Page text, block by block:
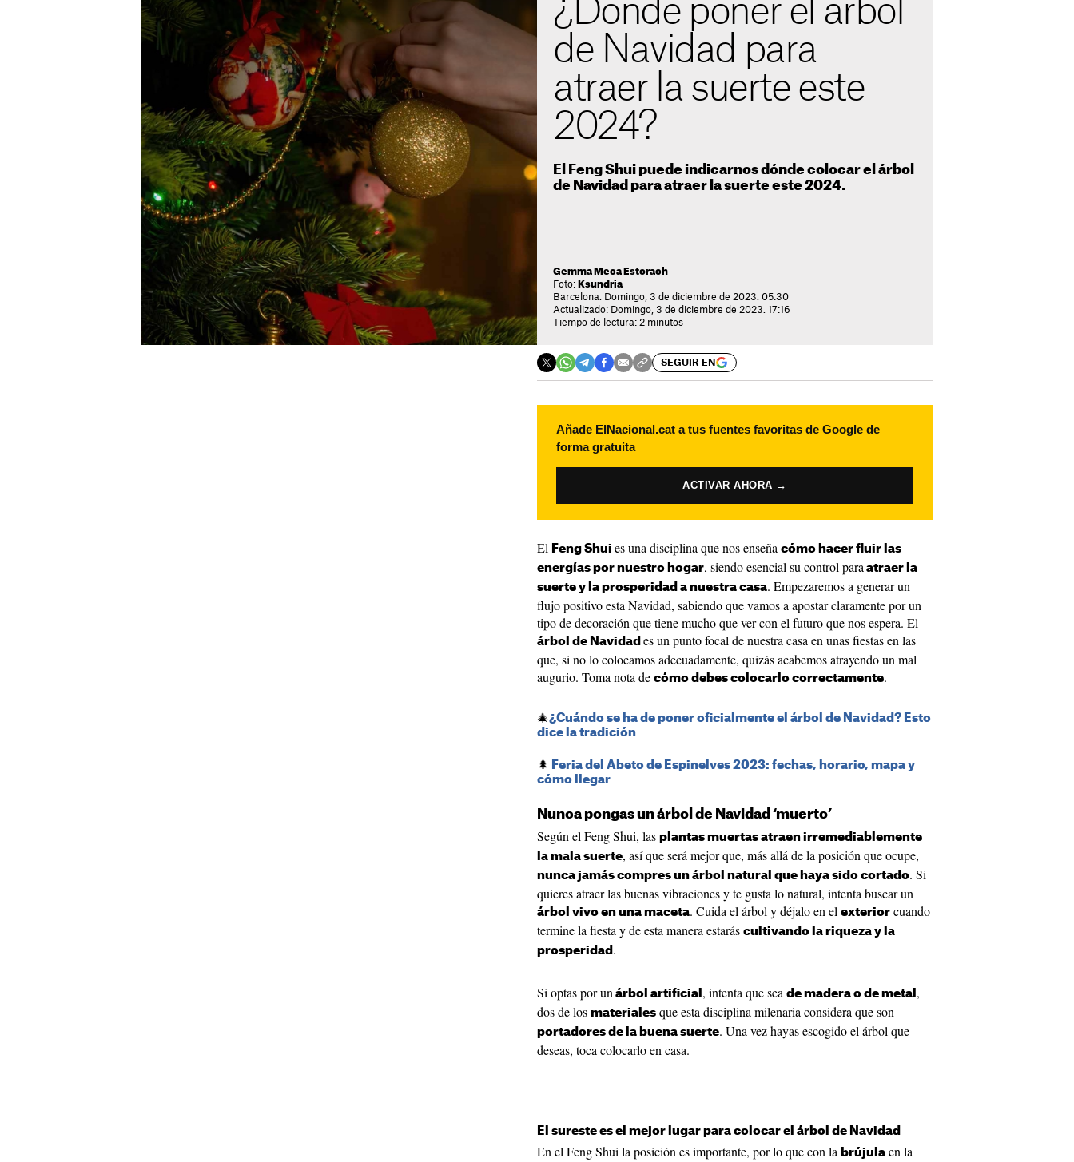
¿Dónde poner el árbol
de Navidad para
atraer la suerte este
2024?
El Feng Shui puede indicarnos dónde colocar el árbol
de Navidad para atraer la suerte este 2024.
Gemma Meca Estorach
Foto: Ksundria
Barcelona. Domingo, 3 de diciembre de 2023. 05:30
Actualizado: Domingo, 3 de diciembre de 2023. 17:16
Tiempo de lectura: 2 minutos
SEGUIR EN
Añade ElNacional.cat a tus fuentes favoritas de Google de
forma gratuita
ACTIVAR AHORA →
El Feng Shui es una disciplina que nos enseña cómo hacer fluir las
energías por nuestro hogar, siendo esencial su control para atraer la
suerte y la prosperidad a nuestra casa. Empezaremos a generar un
flujo positivo esta Navidad, sabiendo que vamos a apostar claramente por un
tipo de decoración que tiene mucho que ver con el futuro que nos espera. El
árbol de Navidad es un punto focal de nuestra casa en unas fiestas en las
que, si no lo colocamos adecuadamente, quizás acabemos atrayendo un mal
augurio. Toma nota de cómo debes colocarlo correctamente.
🎄¿Cuándo se ha de poner oficialmente el árbol de Navidad? Esto
dice la tradición
🌲 Feria del Abeto de Espinelves 2023: fechas, horario, mapa y
cómo llegar
Nunca pongas un árbol de Navidad ‘muerto’
Según el Feng Shui, las plantas muertas atraen irremediablemente
la mala suerte, así que será mejor que, más allá de la posición que ocupe,
nunca jamás compres un árbol natural que haya sido cortado. Si
quieres atraer las buenas vibraciones y te gusta lo natural, intenta buscar un
árbol vivo en una maceta. Cuida el árbol y déjalo en el exterior cuando
termine la fiesta y de esta manera estarás cultivando la riqueza y la
prosperidad .
Si optas por un árbol artificial , intenta que sea de madera o de metal ,
dos de los materiales que esta disciplina milenaria considera que son
portadores de la buena suerte. Una vez hayas escogido el árbol que
deseas, toca colocarlo en casa.
El sureste es el mejor lugar para colocar el árbol de Navidad
En el Feng Shui la posición es importante, por lo que con la brújula en la